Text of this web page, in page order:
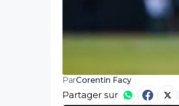
ParCorentin Facy
Partager sur